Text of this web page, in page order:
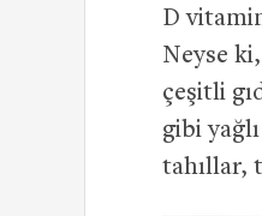
D
Neyse
çeşitli
gibi
tahıllar,